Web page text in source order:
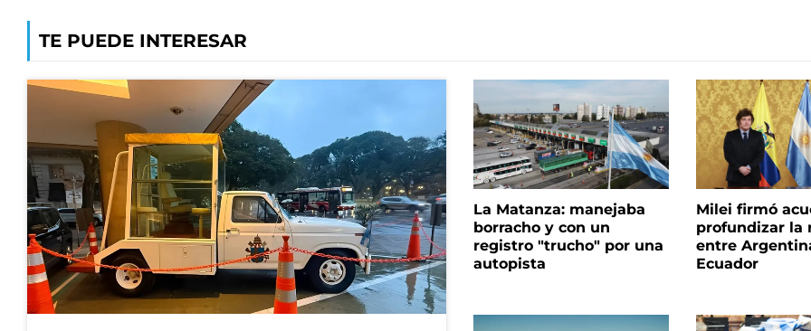
TE PUEDE INTERESAR
La Matanza: manejaba
borracho y con un
registro "trucho" por una
autopista
Milei firmó
profundizar la
entre
Ecuador